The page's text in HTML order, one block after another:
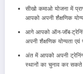
सीखो कमाओ योजना में
आपको अपनी शैक्षणिक
आगे आपको ऑन-जॉब-
अपनी शैक्षणिक योग्यता
अंत में आपको अपनी
स्थानों का चुनाव कर